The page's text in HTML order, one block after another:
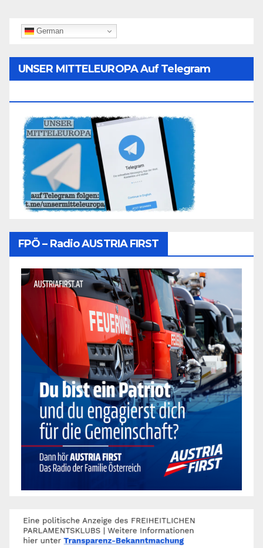
German
UNSER MITTELEUROPA Auf Telegram
FPÖ – Radio AUSTRIA FIRST